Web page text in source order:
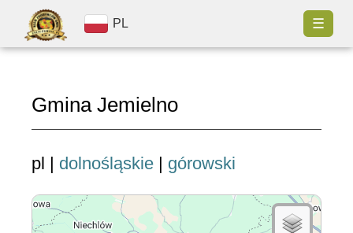
PL ☰
Gmina Jemielno
pl | dolnośląskie | górowski